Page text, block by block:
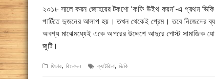
২০১৮ সালে করন জোহরের টকশো ‘কফি উইথ করন’-এ প্রথম
পার্টিতে দুজনের আলাপ হয়। তখন থেকেই প্রেম। তবে নিজেদের
অবশ্য মাঝেমধ্যেই একে অপরের উদ্দেশে আদুরে পোস্ট সামাজিক
জুটি।
ফিচার, বিনোদন ক্যাটরিনা, ভিকি